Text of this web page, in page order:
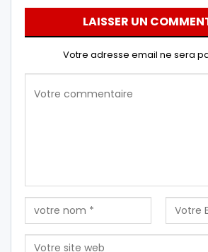
LAISSER UN
Votre adresse email ne sera